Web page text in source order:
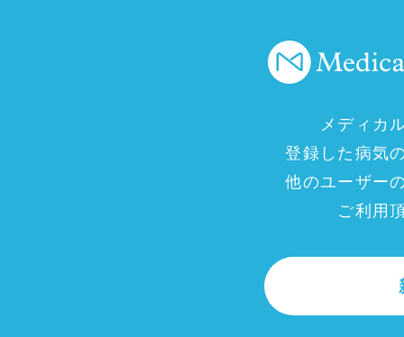
メディカ
登録した病気
他のユーザー
ご利用